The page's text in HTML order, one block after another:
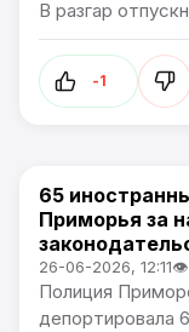
В разгар
-1
Новости
65
Приморья за
26-06-2026, 12:11👁
Полиция
депортировала